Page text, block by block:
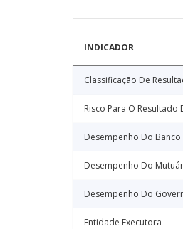
INDICADOR
Classificação De
Risco Para O
Desempenho Do Banco
Desempenho Do
Desempenho Do
Entidade Executora